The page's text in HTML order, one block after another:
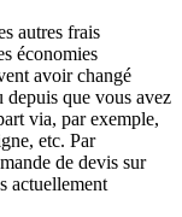
autres frais
économies
avoir changé
que vous avez
via, par exemple,
etc. Par
de devis sur
actuellement